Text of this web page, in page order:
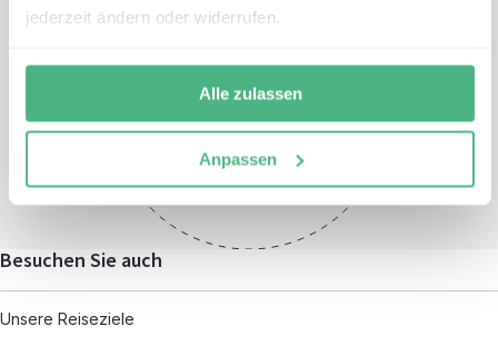
jederzeit ändern oder widerrufen.
Alle zulassen
Anpassen
Montag – Freitag:
und nach individueller
Terminvereinbarung
Besuchen Sie auch
Unsere Reiseziele